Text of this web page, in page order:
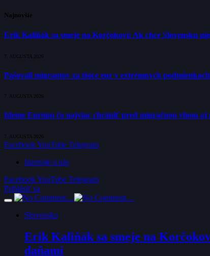
Najnovšie
Erik Kaliňák sa smeje na Korčokovi: Ak chce Slovensku
7. AUGUSTA 2026
Pašovali migrantov za tisíce eur v extrémnych
7. AUGUSTA 2026
Ideme Európu čo najviac chrániť pred migračnou vlnou
7. AUGUSTA 2026
FacebookYouTube Telegram
Inzerujte u nás
FacebookYouTube Telegram
Prihlásiť sa
Slovensko
Erik Kaliňák sa smeje na
daňami